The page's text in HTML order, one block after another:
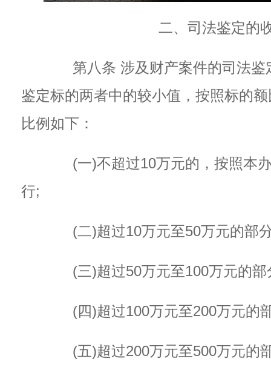
二、司法鉴定的
第八条 涉及财产案件的司法鉴
鉴定标的两者中的较小值，按照标的
比例如下：
(一)不超过10万元的，按照本办
行;
(二)超过10万元至50万元的部
(三)超过50万元至100万元的部
(四)超过100万元至200万元的
(五)超过200万元至500万元的